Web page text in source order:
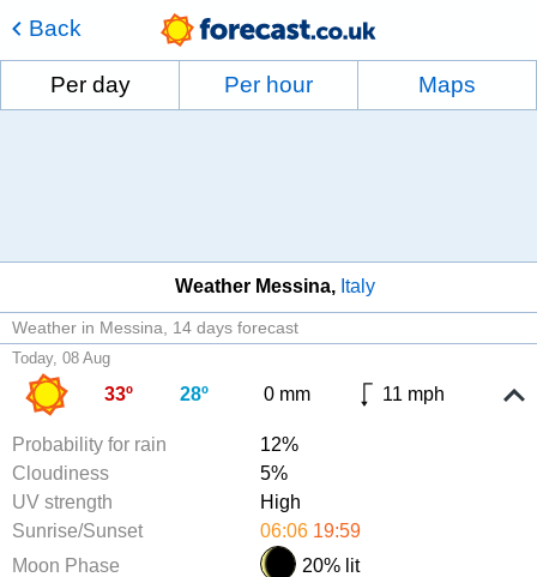
Back
Per day Per hour Maps
Weather Messina Italy
Weather in Messina 14 days forecast
Today, 08 Aug
33º 28º 0 mm 11 mph
Probability for rain
12%
Cloudiness
5%
UV strength
High
Sunrise/Sunset
06:06 19:59
Moon Phase
20% lit